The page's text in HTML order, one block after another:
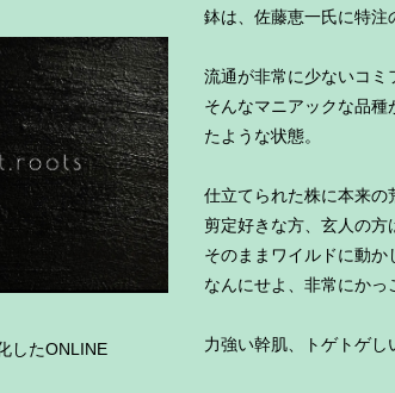
鉢は、佐藤恵一氏に特注
流通が非常に少ないコミ
そんなマニアックな品種
たような状態。
仕立てられた株に本来の
剪定好きな方、玄人の方
そのままワイルドに動か
なんにせよ、非常にかっ
力強い幹肌、トゲトゲし
したONLINE